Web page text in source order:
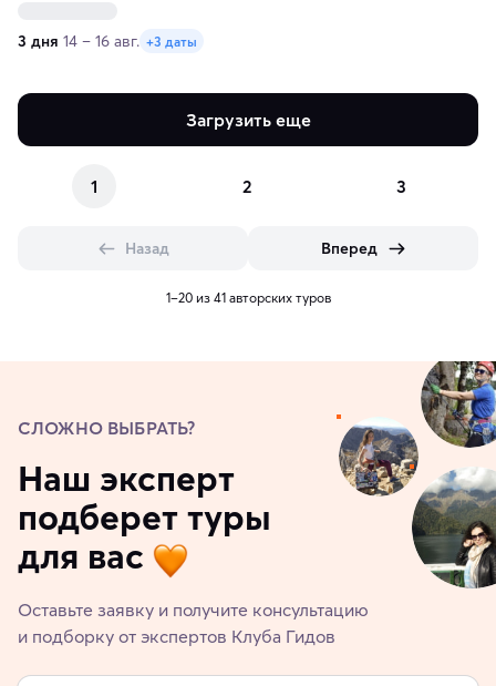
3 дня 14 – 16 авг. +3 даты
Загрузить еще
1 2 3
Назад Вперед
1–20 из 41 авторских туров
СЛОЖНО ВЫБРАТЬ?
Наш эксперт
подберет туры
для вас
Оставьте заявку и получите консультацию
и подборку от экспертов Клуба Гидов